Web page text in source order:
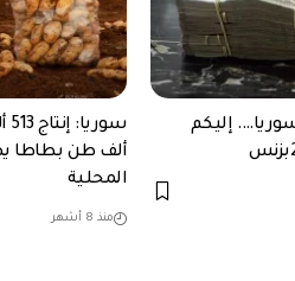
إليكم
ألف طن بطاطا
المحلية
منذ 8 أشهر